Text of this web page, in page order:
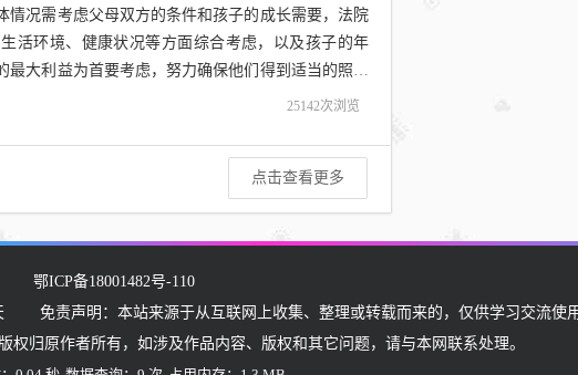
情况需考虑父母双方的条件和孩子的成长需要，法院
活环境、健康状况等方面综合考虑，以及孩子的年
最大利益为首要考虑，努力确保他们得到适当的照顾
分配抚养权或共同抚...
25142次浏览
点击查看更多
鄂ICP备18001482号-110
免责声明：本站来源于从互联网上收集、整理或转载而来的，仅供学习交流使
权归原作者所有，如涉及作品内容、版权和其它问题，请与本网联系处理。